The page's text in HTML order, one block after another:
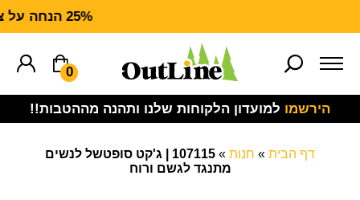
25% הנחה על ציוד מנדף CARHARTT FORCE
0
הירשמו למועדון הלקוחות שלנו ותהנה מההטבות!!
דף הבית » חנות »
107115 | ג'קט סופטשל לנשים
מתנגד לגשם ורוח